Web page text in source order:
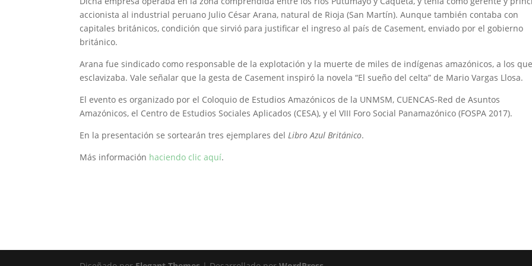
accionista al industrial peruano Julio César Arana, natural de Rioja (San Martín). Aunque también contaba con
capitales británicos, condición que sirvió para justificar el ingreso al país de Casement, enviado por el gobierno
británico.
Arana fue sindicado como responsable de la explotación y la muerte de miles de indígenas amazónicos, a los que
esclavizaba. Vale señalar que la gesta de Casement inspiró la novela “El sueño del celta” de Mario Vargas Llosa.
El evento es organizado por el Coloquio de Estudios Amazónicos de la UNMSM, CUENCAS-Red de Asuntos
Amazónicos, el Centro de Estudios Sociales Aplicados (CESA), y el VIII Foro Social Panamazónico (FOSPA 2017).
En la presentación se sortearán tres ejemplares del Libro Azul Británico.
Más información haciendo clic aquí.